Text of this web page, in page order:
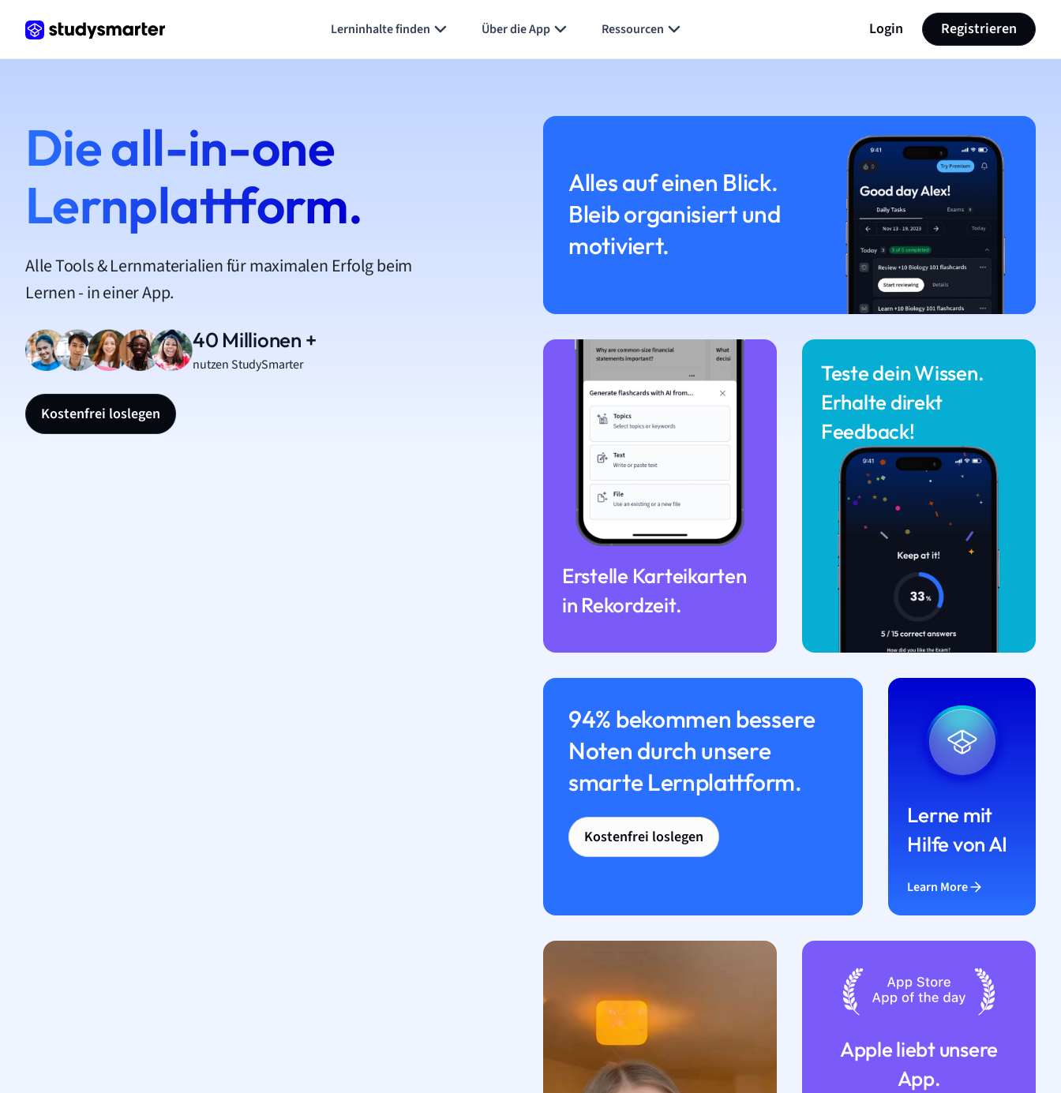
Lerninhalte finden Über die App Ressourcen Login Registrieren
Die all-in-one
Lernplattform.
Alle Tools & Lernmaterialien für maximalen Erfolg beim
Lernen - in einer App.
40 Millionen +
nutzen StudySmarter
Kostenfrei loslegen
Alles auf einen Blick.
Bleib organisiert und
motiviert.
Erstelle Karteikarten
in Rekordzeit.
Teste dein Wissen.
Erhalte direkt
Feedback!
94% bekommen bessere
Noten durch unsere
smarte Lernplattform.
Kostenfrei loslegen
Lerne mit
Hilfe von AI
Learn More
Apple liebt unsere
App.